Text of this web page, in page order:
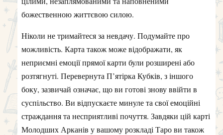
божественною життєвою силою.
Ніколи не тримайтеся за невдачу. Подумайте про
можливість. Карта також може відображати, як
неприємні емоції прямої карти були розширені або
розтягнуті. Перевернута П’ятірка Кубків, з іншого
боку, зазвичай означає, що ви готові знову ввійти в
суспільство. Ви відпускаєте минуле та свої емоційні
страждання та несприятливі почуття. Завдяки цій карті
Молодших Арканів у вашому розкладі Таро ви також